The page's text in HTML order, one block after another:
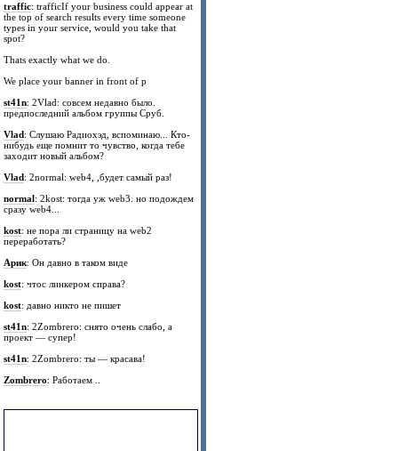
traffic: trafficIf your business could appear at
the top of search results every time someone
types in your service, would you take that
spot?
Thats exactly what we do.
We place your banner in front of p
st41n: 2Vlad: совсем недавно было.
предпоследний альбом группы Сруб.
Vlad: Слушаю Радиохэд, вспоминаю... Кто-
нибудь еще помнит то чувство, когда тебе
заходит новый альбом?
Vlad: 2normal: web4, ,будет самый раз!
normal: 2kost: тогда уж web3. но подождем
сразу web4...
kost: не пора ли страницу на web2
переработать?
Арик: Он давно в таком виде
kost: чтос линкером справа?
kost: давно никто не пишет
st41n: 2Zombrero: снято очень слабо, а
проект — супер!
st41n: 2Zombrero: ты — красава!
Zombrero: Работаем ..